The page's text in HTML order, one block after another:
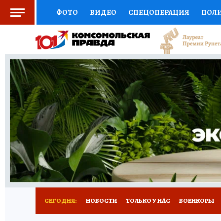
ФОТО ВИДЕО СПЕЦОПЕРАЦИЯ
СОЦПОДДЕРЖКА НАУКА СПОРТ
ВЫБОР ЭКСПЕРТОВ ДОКТОР
КНИЖНАЯ ПОЛКА ПРОГНОЗЫ НА СПОРТ
ПРЕСС-ЦЕНТР НЕДВИЖИМОСТЬ
РАДИО КП РЕКЛАМА ТЕСТЫ НОВОЕ
СЕГОДНЯ: НОВОСТИ ТОЛЬКО У НАС ВОЕНКОРЫ